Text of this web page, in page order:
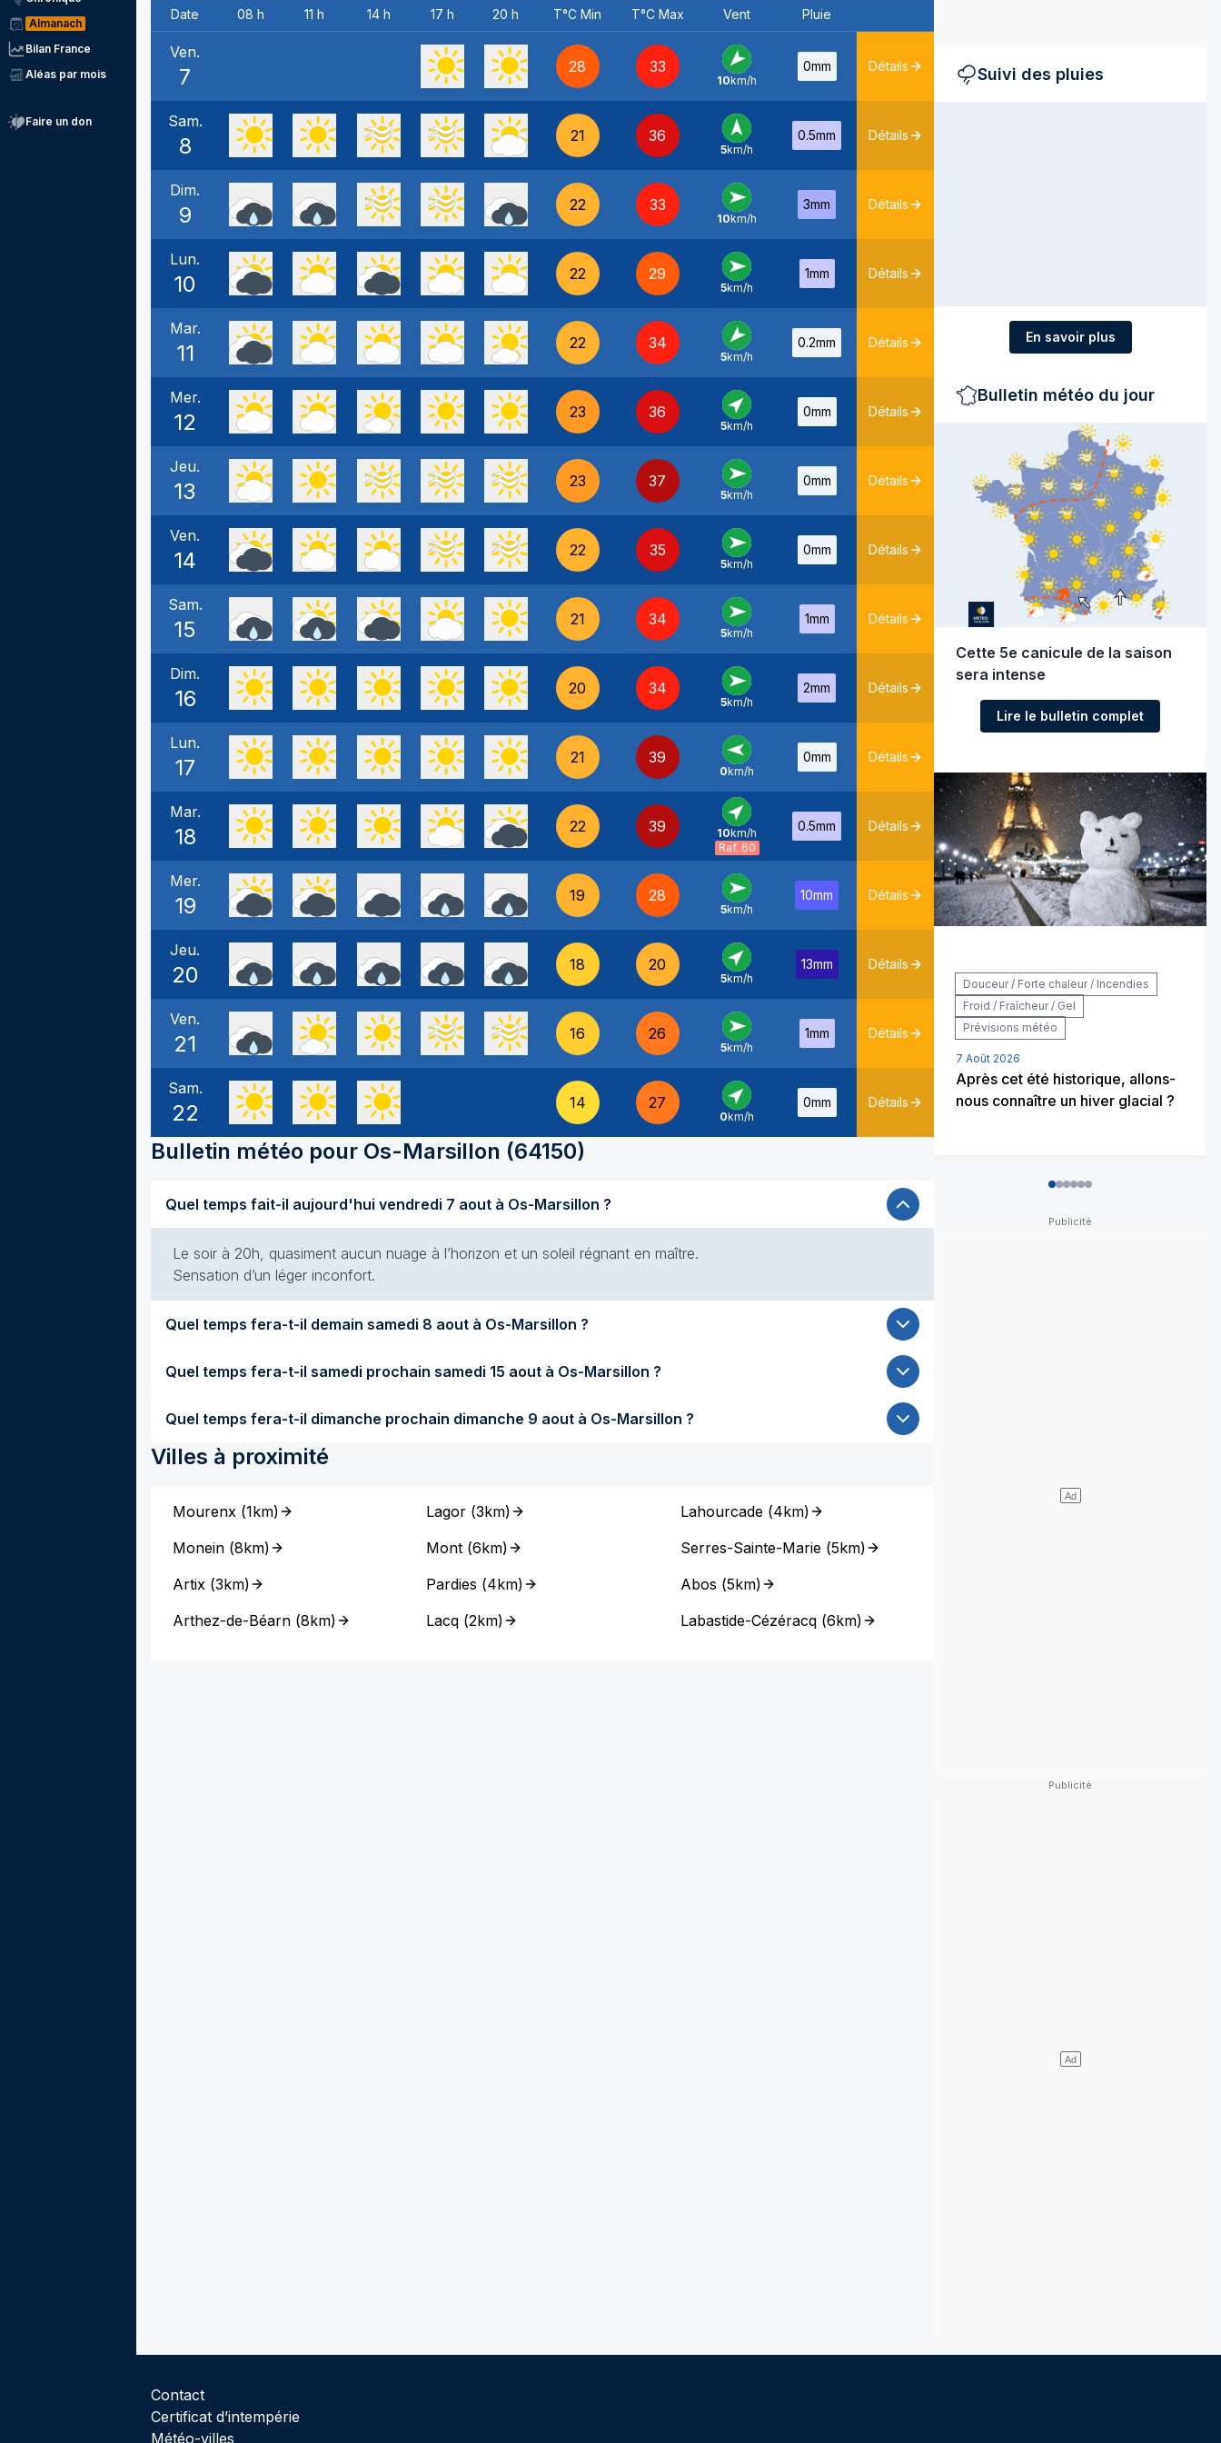
Almanach
Bilan France
Aléas par mois
Faire un don
Date 08 h 11 h 14 h 17 h 20 h T°C Min T°C Max Vent Pluie
Ven.
7 28 33
NE -
10km/h
0mm Détails
Sam.
8 21 36
S -
5km/h
0.5mm Détails
Dim.
9 22 33
O -
10km/h
3mm Détails
Lun.
10 22 29
O -
5km/h
1mm Détails
Mar.
11 22 34
NE
5km/h
0.2mm Détails
Mer.
12 23 36
SO
5km/h
0mm Détails
Jeu.
13 23 37
O -
5km/h
0mm Détails
Ven.
14 22 35
O -
5km/h
0mm Détails
Sam.
15 21 34
O -
5km/h
1mm Détails
Dim.
16 20 34
O -
5km/h
2mm Détails
Lun.
17 21 39
E -
0km/h
0mm Détails
Mar.
18 22 39
SO -
10km/h
Raf. 60
0.5mm Détails
Mer.
19 19 28
O -
5km/h
10mm Détails
Jeu.
20 18 20
SO
5km/h
13mm Détails
Ven.
21 16 26
O -
5km/h
1mm Détails
Sam.
22 14 27
SO
0km/h
0mm Détails
Bulletin météo pour Os-Marsillon (64150)
Quel temps fait-il aujourd'hui vendredi 7 aout à Os-Marsillon ?
Le soir à 20h, quasiment aucun nuage à l’horizon et un soleil régnant en maître.
Sensation d’un léger inconfort.
Quel temps fera-t-il demain samedi 8 aout à Os-Marsillon ?
Quel temps fera-t-il samedi prochain samedi 15 aout à Os-Marsillon ?
Quel temps fera-t-il dimanche prochain dimanche 9 aout à Os-Marsillon ?
Villes à proximité
Mourenx (1km)
Monein (8km)
Artix (3km)
Arthez-de-Béarn (8km)
Lagor (3km)
Mont (6km)
Pardies (4km)
Lacq (2km)
Lahourcade(4km)
Serres-Sainte-Marie(5km)
Abos (5km)
Labastide-Cézéracq(6km)
Suivi des pluies
En savoir plus
Bulletin météo du jour
Cette 5e canicule de la saison
sera intense
Lire le bulletin complet
Douceur / Forte chaleur / Incendies
Froid / Fraîcheur / Gel
Prévisions météo
7 Août 2026
Après cet été historique, allons-
nous connaître un hiver glacial ?
Contact
Certificat d’intempérie
Météo-villes